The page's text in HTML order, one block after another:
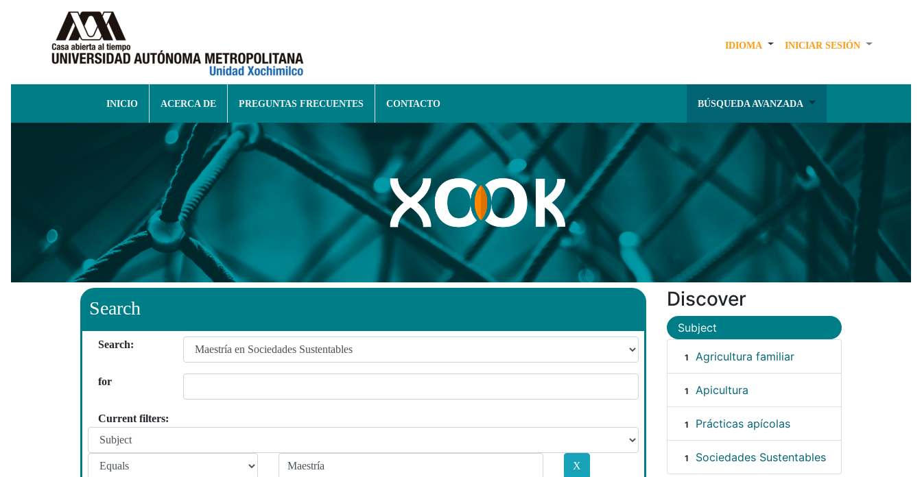
IDIOMA INICIAR SESIÓN
INICIO ACERCA DE PREGUNTAS FRECUENTES CONTACTO BÚSQUEDA AVANZADA
Search
Search:
for
Current filters:
Discover
Subject
1 Agricultura familiar
1 Apicultura
1 Prácticas apícolas
1 Sociedades Sustentables